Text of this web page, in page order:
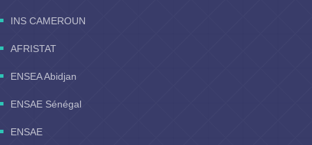
INS CAMEROUN
AFRISTAT
ENSEA Abidjan
ENSAE Sénégal
ENSAE